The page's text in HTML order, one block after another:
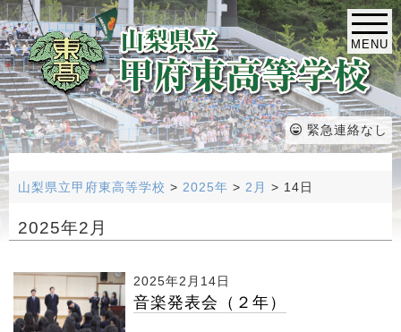
MENU
緊急連絡なし
山梨県立甲府東高等学校 > 2025年 > 2月 > 14日
2025年2月
2025年2月14日
音楽発表会（２年）